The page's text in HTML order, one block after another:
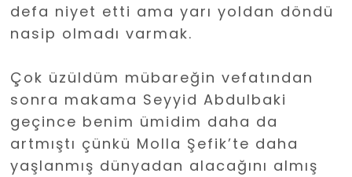
defa niyet etti ama yarı yoldan döndü
nasip olmadı varmak.
Çok üzüldüm mübareğin vefatından
sonra makama Seyyid Abdulbaki
geçince benim ümidim daha da
artmıştı çünkü Molla Şefik’te daha
yaşlanmış dünyadan alacağını almış